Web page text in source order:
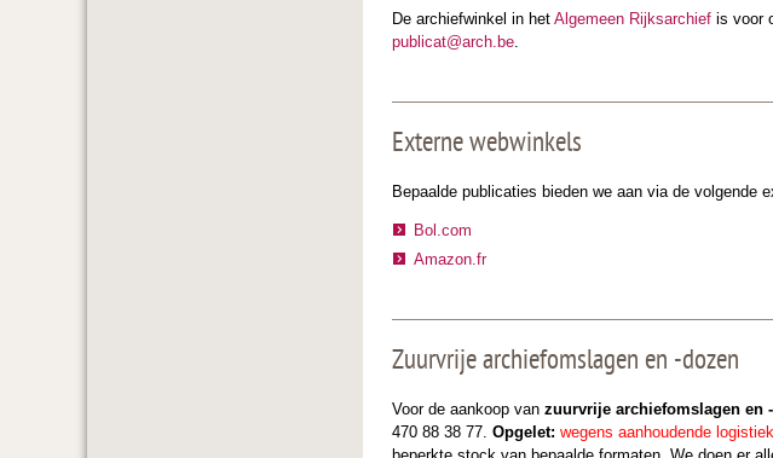
De archiefwinkel in het Algemeen Rijksarchief is voor
publicat@arch.be
Externe webwinkels
Bepaalde publicaties bieden we aan via de volgende
Bol.com
Amazon.fr
Zuurvrije archiefomslagen en -dozen
Voor de aankoop van zuurvrije archiefomslagen en
470 88 38 77. Opgelet: wegens aanhoudende